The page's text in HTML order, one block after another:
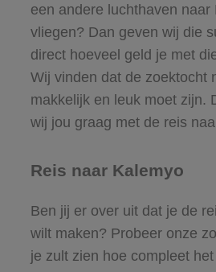
een andere luchthaven naar
vliegen? Dan geven wij die
direct hoeveel geld je met
Wij vinden dat de zoektocht
makkelijk en leuk moet zijn.
wij jou graag met de reis
Reis naar Kalemyo
Ben jij er over uit dat je de
wilt maken? Probeer onze
je zult zien hoe compleet